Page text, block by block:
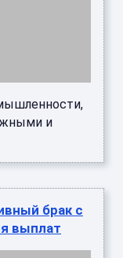
и
брак с
выплат